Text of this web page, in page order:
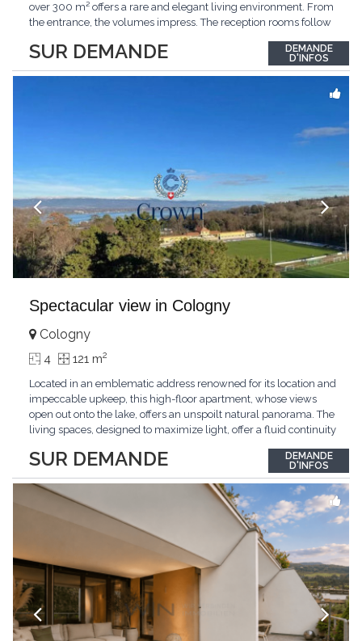
SUR DEMANDE
over 300 m² offers a rare and elegant living environment. From
the entrance, the volumes impress. The reception rooms follow
period architecture. High ceilings, finely crafted stuccoes,
moldings, woodwork, old fireplaces,...
DEMANDE
D'INFOS
Spectacular view in Cologny
SUR DEMANDE
Cologny
4 121 m2
Located in an emblematic address renowned for its location and
impeccable upkeep, this high-floor apartment, whose views
open out onto the lake, offers an unspoilt natural panorama. The
living spaces, designed to maximize light, offer a fluid continuity
comprises two bedrooms, each with its own bathroom,
guaranteeing comfort and privacy. Private...
DEMANDE
D'INFOS